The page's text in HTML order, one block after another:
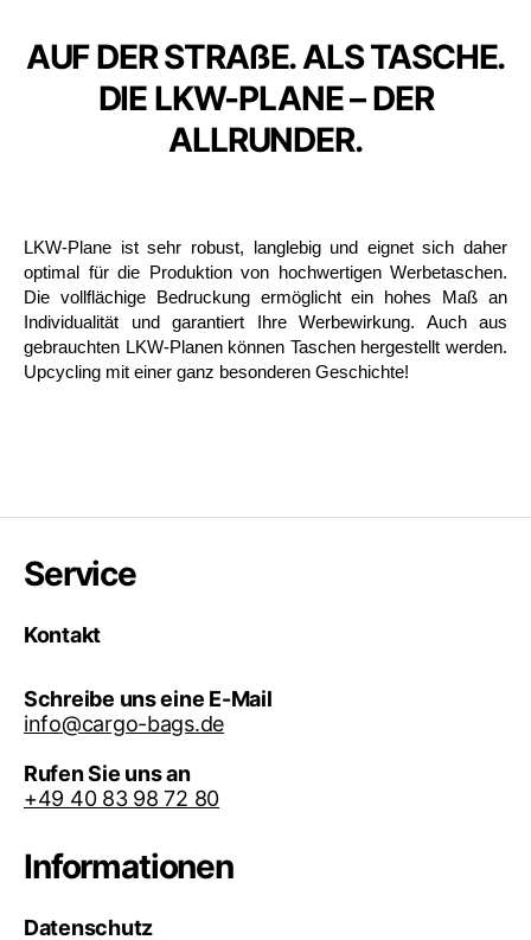
AUF DER STRAßE. ALS TASCHE.
DIE LKW-PLANE – DER
ALLRUNDER.
LKW-Plane ist sehr robust, langlebig und eignet sich daher
optimal für die Produktion von hochwertigen Werbetaschen.
Die vollflächige Bedruckung ermöglicht ein hohes Maß an
Individualität und garantiert Ihre Werbewirkung. Auch aus
gebrauchten LKW-Planen können Taschen hergestellt werden.
Upcycling mit einer ganz besonderen Geschichte!
Service
Kontakt
Schreibe uns eine E-Mail
info@cargo-bags.de
Rufen Sie uns an
+49 40 83 98 72 80
Informationen
Datenschutz